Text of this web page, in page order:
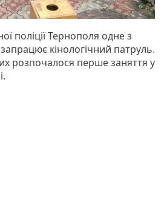
поліції Тернополя одне з
кінологічний патруль.
розпочалося перше заняття у